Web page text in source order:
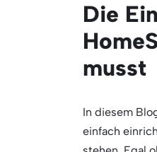
Die
musst
In diesem
einfach